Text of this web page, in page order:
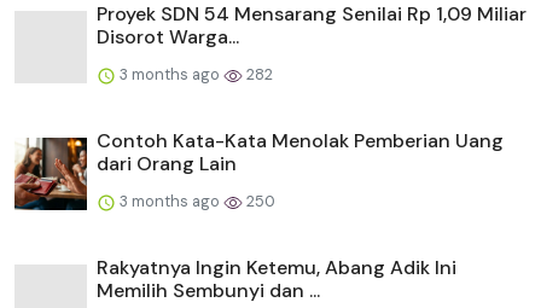
Proyek SDN 54 Mensarang Senilai Rp 1,09 Miliar
Disorot Warga...
3 months ago 282
Contoh Kata-Kata Menolak Pemberian Uang
dari Orang Lain
3 months ago 250
Rakyatnya Ingin Ketemu, Abang Adik Ini
Memilih Sembunyi dan ...